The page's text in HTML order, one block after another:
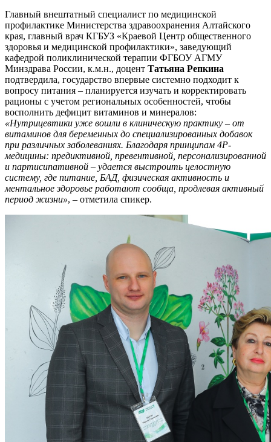
Главный внештатный специалист по медицинской
профилактике Министерства здравоохранения Алтайского
края, главный врач КГБУЗ «Краевой Центр общественного
здоровья и медицинской профилактики», заведующий
кафедрой поликлинической терапии ФГБОУ АГМУ
Минздрава России, к.м.н., доцент Татьяна Репкина
подтвердила, государство впервые системно подходит к
вопросу питания – планируется изучать и корректировать
рационы с учетом региональных особенностей, чтобы
восполнить дефицит витаминов и минералов:
«Нутрицевтики уже вошли в клиническую практику – от
витаминов для беременных до специализированных добавок
при различных заболеваниях. Благодаря принципам 4P-
медицины: предиктивной, превентивной, персонализированной
и партисипативной – удается выстроить целостную
систему, где питание, БАД, физическая активность и
ментальное здоровье работают сообща, продлевая активный
период жизни», – отметила спикер.